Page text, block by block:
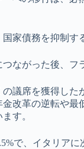
家債務を抑制す
ながった後、フ
議席を獲得し
改革の逆転や
す。
で、イタリア